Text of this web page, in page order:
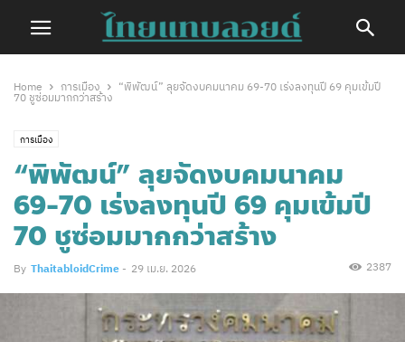
Home การเมือง
“พิพัฒน์” ลุยจัดงบคมนาคม 69-70 เร่งลงทุนปี 69 คุมเข้มปี
70 ชูซ่อมมากกว่าสร้าง
การเมือง
“พิพัฒน์” ลุยจัดงบคมนาคม
69-70 เร่งลงทุนปี 69 คุมเข้มปี
70 ชูซ่อมมากกว่าสร้าง
By ThaitabloidCrime - 29 เม.ย. 2026 2387